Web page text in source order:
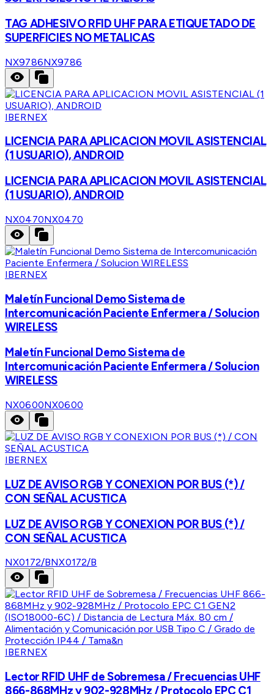
TAG ADHESIVO RFID UHF PARA ETIQUETADO DE
SUPERFICIES NO METALICAS
NX9786NX9786
IBERNEX
LICENCIA PARA APLICACION MOVIL ASISTENCIAL
(1 USUARIO), ANDROID
LICENCIA PARA APLICACION MOVIL ASISTENCIAL
(1 USUARIO), ANDROID
NX0470NX0470
IBERNEX
Maletín Funcional Demo Sistema de
Intercomunicación Paciente Enfermera / Solucion
WIRELESS
Maletín Funcional Demo Sistema de
Intercomunicación Paciente Enfermera / Solucion
WIRELESS
NX0600NX0600
IBERNEX
LUZ DE AVISO RGB Y CONEXION POR BUS (*) /
CON SEÑAL ACUSTICA
LUZ DE AVISO RGB Y CONEXION POR BUS (*) /
CON SEÑAL ACUSTICA
NX0172/BNX0172/B
IBERNEX
Lector RFID UHF de Sobremesa / Frecuencias UHF
866-868MHz y 902-928MHz / Protocolo EPC C1